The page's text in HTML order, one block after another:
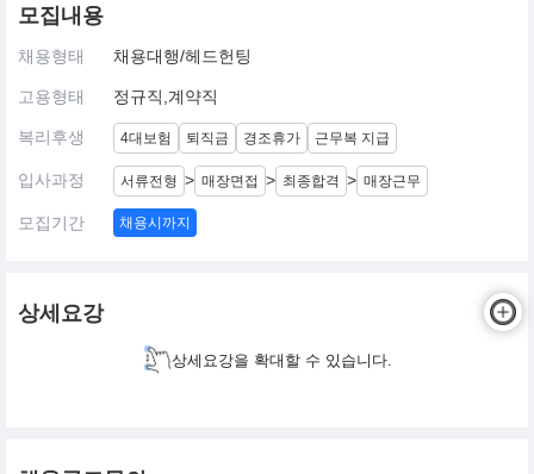
모집내용
채용형태 채용대행/헤드헌팅
고용형태 정규직,계약직
복리후생 4대보험 퇴직금 경조휴가 근무복 지급
입사과정 서류전형 > 매장면접 > 최종합격 > 매장근무
모집기간 채용시까지
상세요강
상세요강을 확대할 수 있습니다.